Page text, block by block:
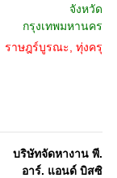
จังหวัด
กรุงเทพมหานคร
ราษฎร์บูรณะ, ทุ่งครุ
บริษัทจัดหางาน พี.
อาร์. แอนด์ บิสซิ